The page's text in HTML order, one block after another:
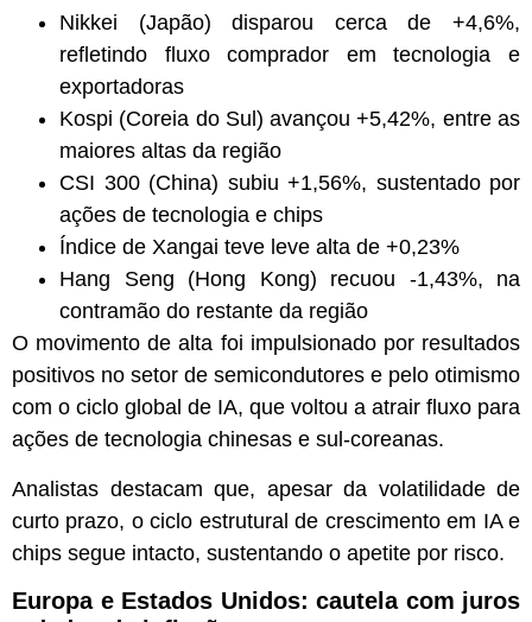
Nikkei (Japão) disparou cerca de +4,6%,
refletindo fluxo comprador em tecnologia e
exportadoras
Kospi (Coreia do Sul) avançou +5,42%, entre as
maiores altas da região
CSI 300 (China) subiu +1,56%, sustentado por
ações de tecnologia e chips
Índice de Xangai teve leve alta de +0,23%
Hang Seng (Hong Kong) recuou -1,43%, na
contramão do restante da região
O movimento de alta foi impulsionado por resultados
positivos no setor de semicondutores e pelo otimismo
com o ciclo global de IA, que voltou a atrair fluxo para
ações de tecnologia chinesas e sul-coreanas.
Analistas destacam que, apesar da volatilidade de
curto prazo, o ciclo estrutural de crescimento em IA e
chips segue intacto, sustentando o apetite por risco.
Europa e Estados Unidos: cautela com juros